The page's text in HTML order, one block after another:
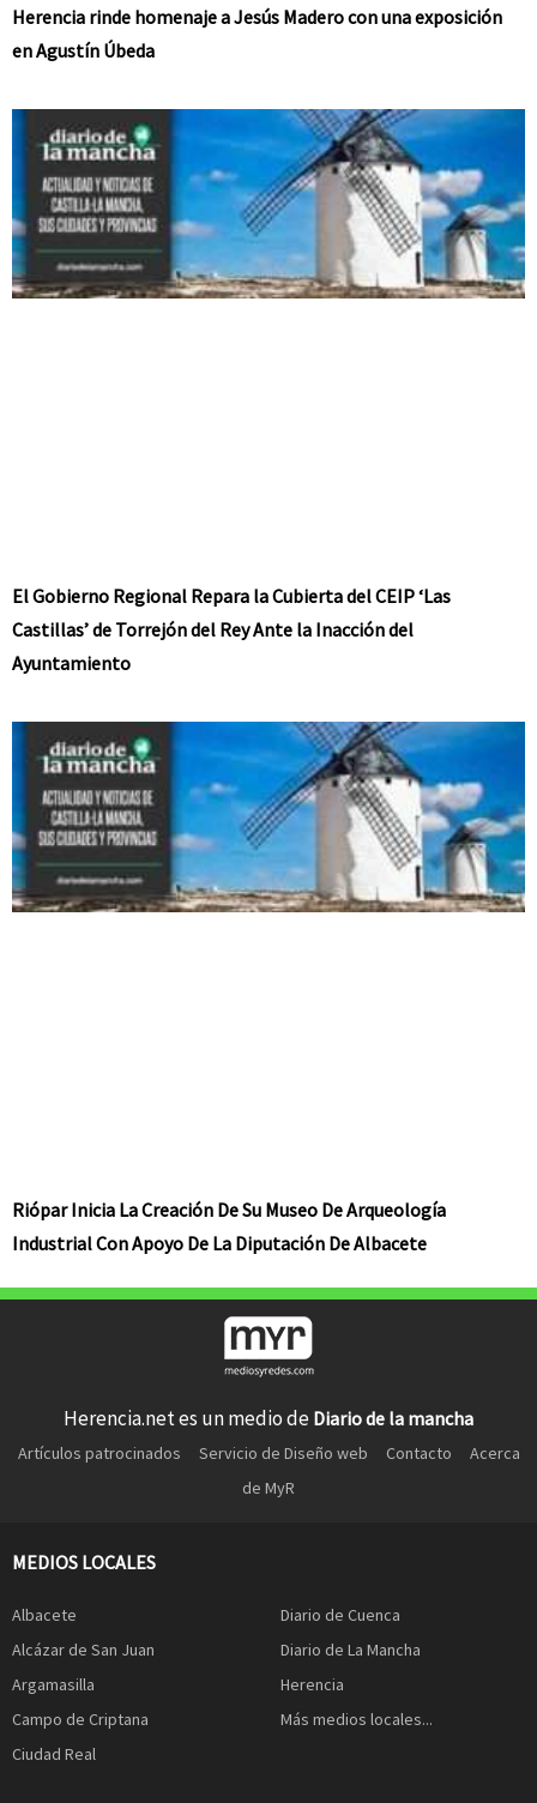
Herencia rinde homenaje a Jesús Madero con una exposición
en Agustín Úbeda
El Gobierno Regional Repara la Cubierta del CEIP ‘Las
Castillas’ de Torrejón del Rey Ante la Inacción del
Ayuntamiento
Riópar Inicia La Creación De Su Museo De Arqueología
Industrial Con Apoyo De La Diputación De Albacete
Herencia.net es un medio de Diario de la mancha
Artículos patrocinados Servicio de Diseño web Contacto
Acerca
de MyR
MEDIOS LOCALES
Albacete
Alcázar de San Juan
Argamasilla
Campo de Criptana
Ciudad Real
Diario de Cuenca
Diario de La Mancha
Herencia
Más medios locales...